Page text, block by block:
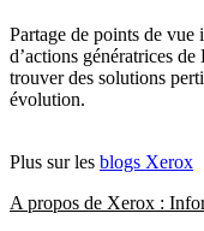
Partage de points de vue
d’actions génératrices
trouver des solutions
évolution.
Plus sur les blogs Xerox
A propos de Xerox :